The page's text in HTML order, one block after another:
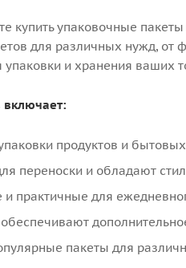
купить упаковочные
для различных нужд,
и хранения ваших
включает:
продуктов и
переноски и обладают
практичные для
пакеты для